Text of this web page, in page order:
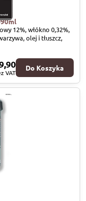
12%, włókno 0,32%,
olej i tłuszcz,
VAT
Do Koszyka